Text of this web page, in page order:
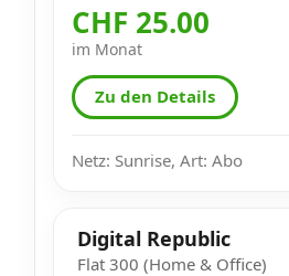
CHF 25.00
im Monat
Zu den Details
Netz: Sunrise, Art: Abo
Digital Republic
Flat 300 (Home & Office)